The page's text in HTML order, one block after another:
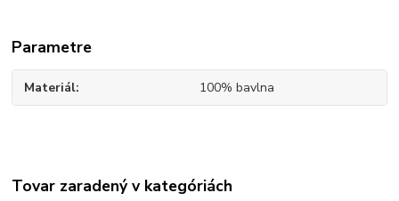
Parametre
Materiál 100% bavlna
Tovar zaradený v kategóriách